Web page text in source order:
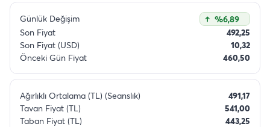
Günlük Değişim
%6,89
Son Fiyat
492,25
Son Fiyat (USD)
10,32
Önceki Gün Fiyat
460,50
Ağırlıklı Ortalama (TL) (Seanslık)
491,17
Tavan Fiyat (TL)
541,00
Taban Fiyat (TL)
443,25